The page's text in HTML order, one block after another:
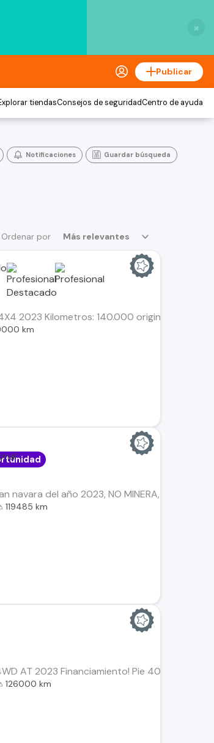
×
Publicar
tiendasConsejos de seguridadCentro de ayuda
Notificaciones Guardar búsqueda
Ordenar por Más relevantes
4X4 2023 Kilometros: 140.000 original
km
navara del año 2023, NO MINERA, UNICO
119485 km
AT 2023 Financiamiento! Pie 40%
126000 km